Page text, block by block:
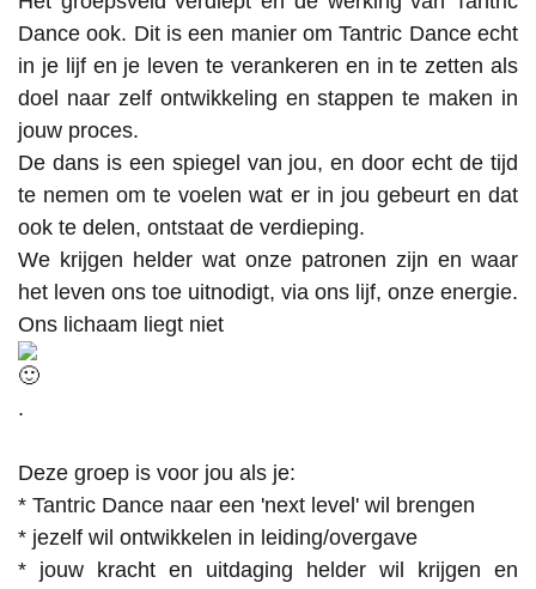
Dance ook. Dit is een manier om Tantric Dance echt
in je lijf en je leven te verankeren en in te zetten als
doel naar zelf ontwikkeling en stappen te maken in
jouw proces.
De dans is een spiegel van jou, en door echt de tijd
te nemen om te voelen wat er in jou gebeurt en dat
ook te delen, ontstaat de verdieping.
We krijgen helder wat onze patronen zijn en waar
het leven ons toe uitnodigt, via ons lijf, onze energie.
Ons lichaam liegt niet
.
Deze groep is voor jou als je:
* Tantric Dance naar een 'next level' wil brengen
* jezelf wil ontwikkelen in leiding/overgave
* jouw kracht en uitdaging helder wil krijgen en